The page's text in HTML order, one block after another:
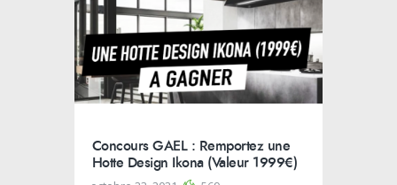
Concours GAEL : Remportez une
Hotte Design Ikona (Valeur 1999€)